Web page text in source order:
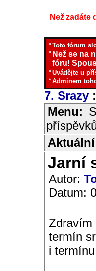
Než zadáte
*Toto fórum
* Než se na
fóru!
*Uvádějte u
*Adminem
7. Srazy
Menu:
příspěvků
Jarní
Autor:
Datum:
Zdravím
termín
i